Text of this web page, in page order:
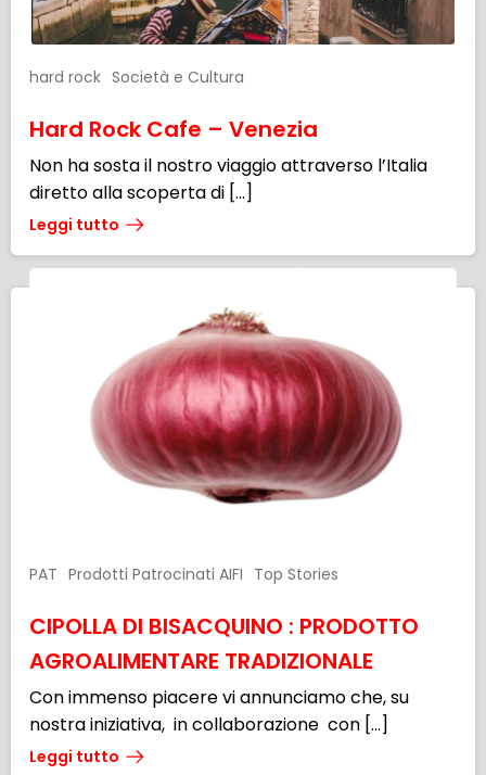
hard rock Società e Cultura
Hard Rock Cafe – Venezia
Non ha sosta il nostro viaggio attraverso l’Italia
diretto alla scoperta di […]
Leggi tutto
PAT Prodotti Patrocinati AIFI Top Stories
CIPOLLA DI BISACQUINO : PRODOTTO
AGROALIMENTARE TRADIZIONALE
Con immenso piacere vi annunciamo che, su
nostra iniziativa, in collaborazione con […]
Leggi tutto